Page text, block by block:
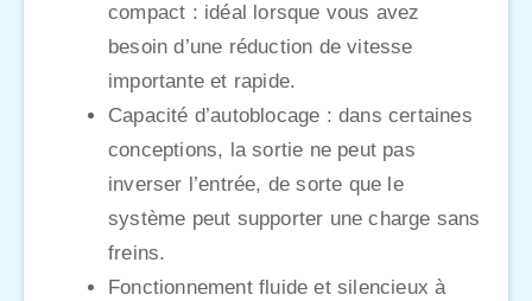
compact : idéal lorsque vous avez
besoin d’une réduction de vitesse
importante et rapide.
Capacité d’autoblocage : dans certaines
conceptions, la sortie ne peut pas
inverser l’entrée, de sorte que le
système peut supporter une charge sans
freins.
Fonctionnement fluide et silencieux à